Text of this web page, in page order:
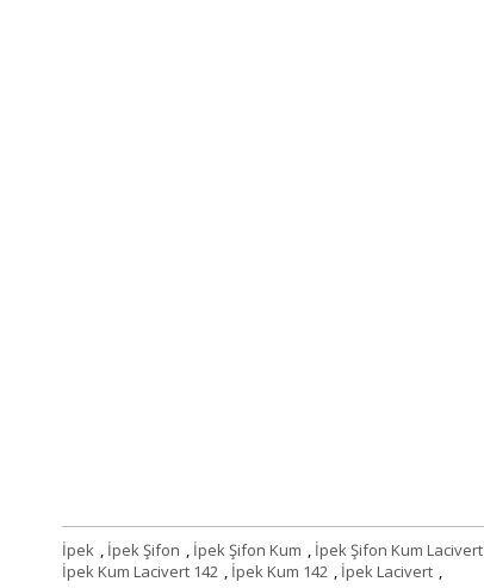
İpek , İpek Şifon , İpek Şifon Kum , İpek Şifon Kum Lacivert
İpek Kum Lacivert 142 , İpek Kum 142 , İpek Lacivert ,